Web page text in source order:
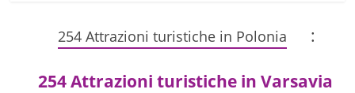
254 Attrazioni turistiche in Polonia :
254 Attrazioni turistiche in Varsavia